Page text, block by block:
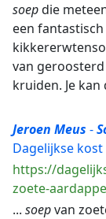
soepdie
een
van
kruiden. Je
Jeroen Meus -
Dagelijkse kost
https://
zoete-
... soepvan